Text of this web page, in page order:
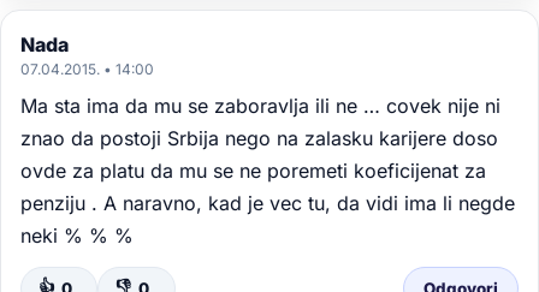
Nada
07.04.2015. • 14:00
Ma sta ima da mu se zaboravlja ili ne … covek nije ni
znao da postoji Srbija nego na zalasku karijere doso
ovde za platu da mu se ne poremeti koeficijenat za
penziju . A naravno, kad je vec tu, da vidi ima li negde
neki % % %
👍 0 👎 0 Odgovori